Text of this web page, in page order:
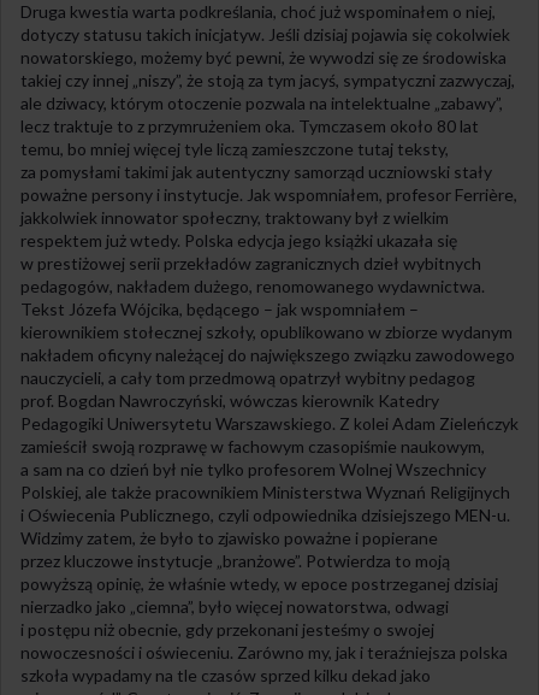
Druga kwestia warta podkreślania, choć już wspominałem o niej,
dotyczy statusu takich inicjatyw. Jeśli dzisiaj pojawia się cokolwiek
nowatorskiego, możemy być pewni, że wywodzi się ze środowiska
takiej czy innej „niszy”, że stoją za tym jacyś, sympatyczni zazwyczaj,
ale dziwacy, którym otoczenie pozwala na intelektualne „zabawy”,
lecz traktuje to z przymrużeniem oka. Tymczasem około 80 lat
temu, bo mniej więcej tyle liczą zamieszczone tutaj teksty,
za pomysłami takimi jak autentyczny samorząd uczniowski stały
poważne persony i instytucje. Jak wspomniałem, profesor Ferrière,
jakkolwiek innowator społeczny, traktowany był z wielkim
respektem już wtedy. Polska edycja jego książki ukazała się
w prestiżowej serii przekładów zagranicznych dzieł wybitnych
pedagogów, nakładem dużego, renomowanego wydawnictwa.
Tekst Józefa Wójcika, będącego – jak wspomniałem –
kierownikiem stołecznej szkoły, opublikowano w zbiorze wydanym
nakładem oficyny należącej do największego związku zawodowego
nauczycieli, a cały tom przedmową opatrzył wybitny pedagog
prof. Bogdan Nawroczyński, wówczas kierownik Katedry
Pedagogiki Uniwersytetu Warszawskiego. Z kolei Adam Zieleńczyk
zamieścił swoją rozprawę w fachowym czasopiśmie naukowym,
a sam na co dzień był nie tylko profesorem Wolnej Wszechnicy
Polskiej, ale także pracownikiem Ministerstwa Wyznań Religijnych
i Oświecenia Publicznego, czyli odpowiednika dzisiejszego MEN-u.
Widzimy zatem, że było to zjawisko poważne i popierane
przez kluczowe instytucje „branżowe”. Potwierdza to moją
powyższą opinię, że właśnie wtedy, w epoce postrzeganej dzisiaj
nierzadko jako „ciemna”, było więcej nowatorstwa, odwagi
i postępu niż obecnie, gdy przekonani jesteśmy o swojej
nowoczesności i oświeceniu. Zarówno my, jak i teraźniejsza polska
szkoła wypadamy na tle czasów sprzed kilku dekad jako